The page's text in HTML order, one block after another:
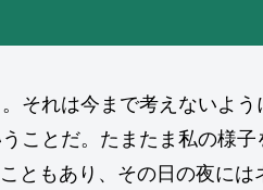
それは今まで考えないよ
ことだ。たまたま私の様
ともあり、その日の夜に